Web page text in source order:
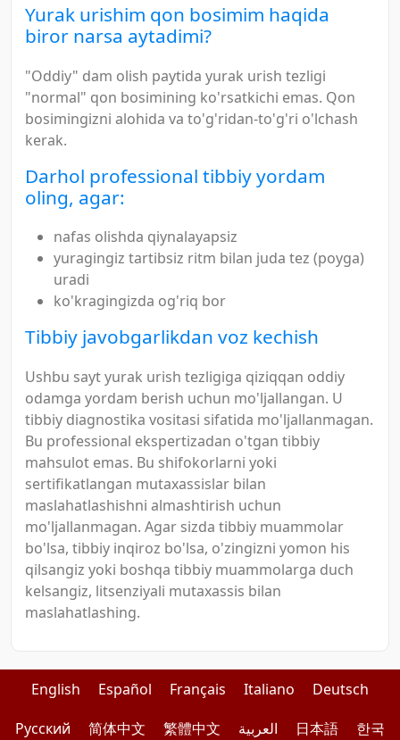
Yurak urishim qon bosimim haqida
biror narsa aytadimi?
"Oddiy" dam olish paytida yurak urish tezligi
"normal" qon bosimining ko'rsatkichi emas. Qon
bosimingizni alohida va to'g'ridan-to'g'ri o'lchash
kerak.
Darhol professional tibbiy yordam
oling, agar:
nafas olishda qiynalayapsiz
yuragingiz tartibsiz ritm bilan juda tez (poyga)
uradi
ko'kragingizda og'riq bor
Tibbiy javobgarlikdan voz kechish
Ushbu sayt yurak urish tezligiga qiziqqan oddiy
odamga yordam berish uchun mo'ljallangan. U
tibbiy diagnostika vositasi sifatida mo'ljallanmagan.
Bu professional ekspertizadan o'tgan tibbiy
mahsulot emas. Bu shifokorlarni yoki
sertifikatlangan mutaxassislar bilan
maslahatlashishni almashtirish uchun
mo'ljallanmagan. Agar sizda tibbiy muammolar
bo'lsa, tibbiy inqiroz bo'lsa, o'zingizni yomon his
qilsangiz yoki boshqa tibbiy muammolarga duch
kelsangiz, litsenziyali mutaxassis bilan
maslahatlashing.
English Español Français Italiano
Deutsch
Pусский
简体中文 繁體中文 العربية 日本語
한국